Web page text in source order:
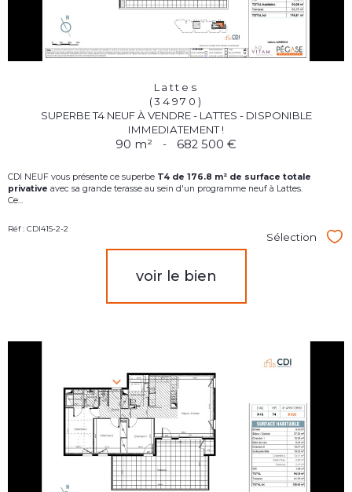
Lattes
(34970)
SUPERBE T4 NEUF À VENDRE - LATTES - DISPONIBLE
IMMEDIATEMENT !
90 m² - 682 500 €
CDI NEUF vous présente ce superbe T4 de 176.8 m² de surface totale
privative avec sa grande terasse au sein d'un programme neuf à Lattes.
Ce...
Réf : CDI415-2-2
Sélection
voir le bien